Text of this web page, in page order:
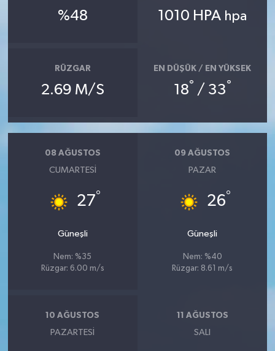
%48 1010 HPA hpa
RÜZGAR
2.69 M/S
EN DÜŞÜK / EN YÜKSEK
18° / 33°
08 AĞUSTOS
CUMARTESI
27°
Güneşli
Nem: %35
Rüzgar: 6.00 m/s
09 AĞUSTOS
PAZAR
26°
Güneşli
Nem: %40
Rüzgar: 8.61 m/s
10 AĞUSTOS
PAZARTESI
11 AĞUSTOS
SALI